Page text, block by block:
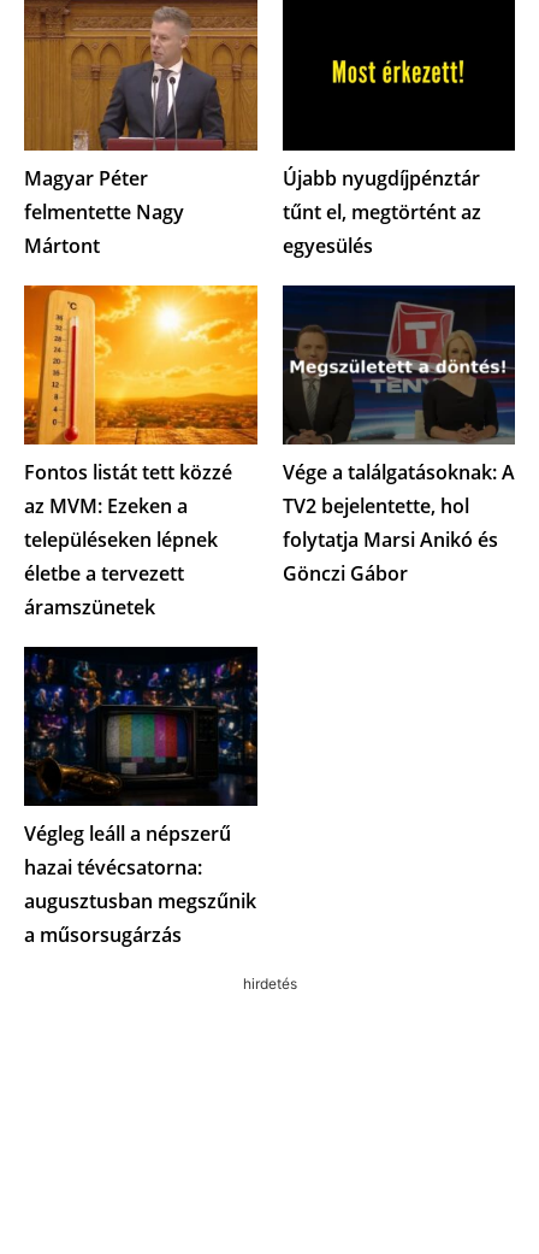
Magyar Péter
felmentette Nagy
Mártont
Újabb nyugdíjpénztár
tűnt el, megtörtént az
egyesülés
Fontos listát tett közzé
az MVM: Ezeken a
településeken lépnek
életbe a tervezett
áramszünetek
Vége a találgatásoknak: A
TV2 bejelentette, hol
folytatja Marsi Anikó és
Gönczi Gábor
Végleg leáll a népszerű
hazai tévécsatorna:
augusztusban megszűnik
a műsorsugárzás
hirdetés